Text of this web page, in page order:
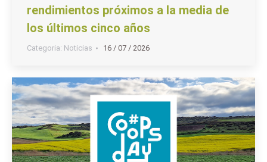
rendimientos próximos a la media de
los últimos cinco años
Categoria: Noticias 16 / 07 / 2026